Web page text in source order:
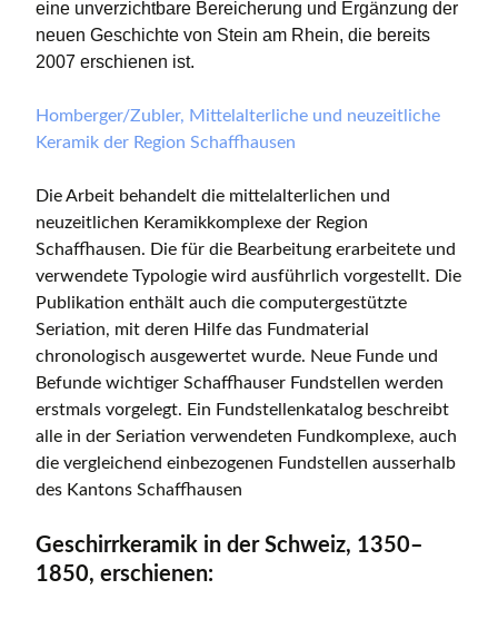
eine unverzichtbare Bereicherung und Ergänzung der
neuen Geschichte von Stein am Rhein, die bereits
2007 erschienen ist.
Homberger/Zubler, Mittelalterliche und neuzeitliche
Keramik der Region Schaffhausen
Die Arbeit behandelt die mittelalterlichen und
neuzeitlichen Keramikkomplexe der Region
Schaffhausen. Die für die Bearbeitung erarbeitete und
verwendete Typologie wird ausführlich vorgestellt. Die
Publikation enthält auch die computergestützte
Seriation, mit deren Hilfe das Fundmaterial
chronologisch ausgewertet wurde. Neue Funde und
Befunde wichtiger Schaffhauser Fundstellen werden
erstmals vorgelegt. Ein Fundstellenkatalog beschreibt
alle in der Seriation verwendeten Fundkomplexe, auch
die vergleichend einbezogenen Fundstellen ausserhalb
des Kantons Schaffhausen
Geschirrkeramik in der Schweiz, 1350–
1850, erschienen: